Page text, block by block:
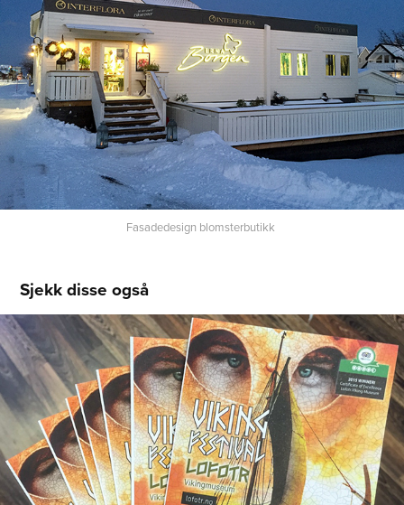
Fasadedesign blomsterbutikk
Sjekk disse også
Lofotr Viking Festival 2016
2016